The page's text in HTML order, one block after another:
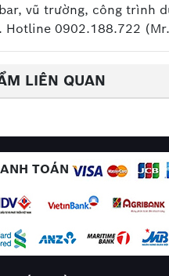
vũ trường, công trình
Hotline 0902.188.722
LIÊN QUAN
TOÁN